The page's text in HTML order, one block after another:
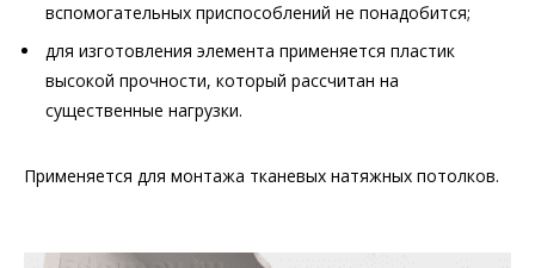
вспомогательных приспособлений не понадобится;
для изготовления элемента применяется пластик
высокой прочности, который рассчитан на
существенные нагрузки.
Применяется для монтажа тканевых натяжных потолков.